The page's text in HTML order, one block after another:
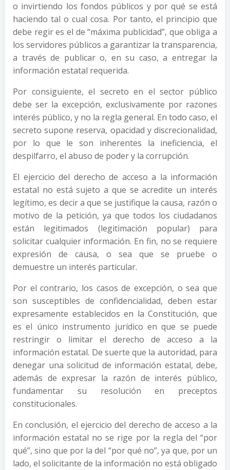
o invirtiendo los fondos públicos y por qué se está
haciendo tal o cual cosa. Por tanto, el principio que
debe regir es el de “máxima publicidad”, que obliga a
los servidores públicos a garantizar la transparencia,
a través de publicar o, en su caso, a entregar la
información estatal requerida.
Por consiguiente, el secreto en el sector público
debe ser la excepción, exclusivamente por razones
interés público, y no la regla general. En todo caso, el
secreto supone reserva, opacidad y discrecionalidad,
por lo que le son inherentes la ineficiencia, el
despilfarro, el abuso de poder y la corrupción.
El ejercicio del derecho de acceso a la información
estatal no está sujeto a que se acredite un interés
legítimo, es decir a que se justifique la causa, razón o
motivo de la petición, ya que todos los ciudadanos
están legitimados (legitimación popular) para
solicitar cualquier información. En fin, no se requiere
expresión de causa, o sea que se pruebe o
demuestre un interés particular.
Por el contrario, los casos de excepción, o sea que
son susceptibles de confidencialidad, deben estar
expresamente establecidos en la Constitución, que
es el único instrumento jurídico en que se puede
restringir o limitar el derecho de acceso a la
información estatal. De suerte que la autoridad, para
denegar una solicitud de información estatal, debe,
además de expresar la razón de interés público,
fundamentar su resolución en preceptos
constitucionales.
En conclusión, el ejercicio del derecho de acceso a la
información estatal no se rige por la regla del “por
qué”, sino que por la del “por qué no”, ya que, por un
lado, el solicitante de la información no está obligado